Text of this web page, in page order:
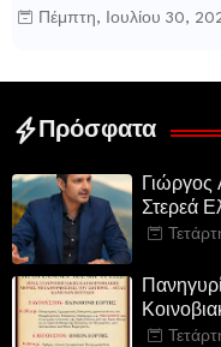
μυθιστόρημα του
δημοσιογράφου
Πέμπτη, Ιουλίου 30,
Πρόσφατα
Στερεά